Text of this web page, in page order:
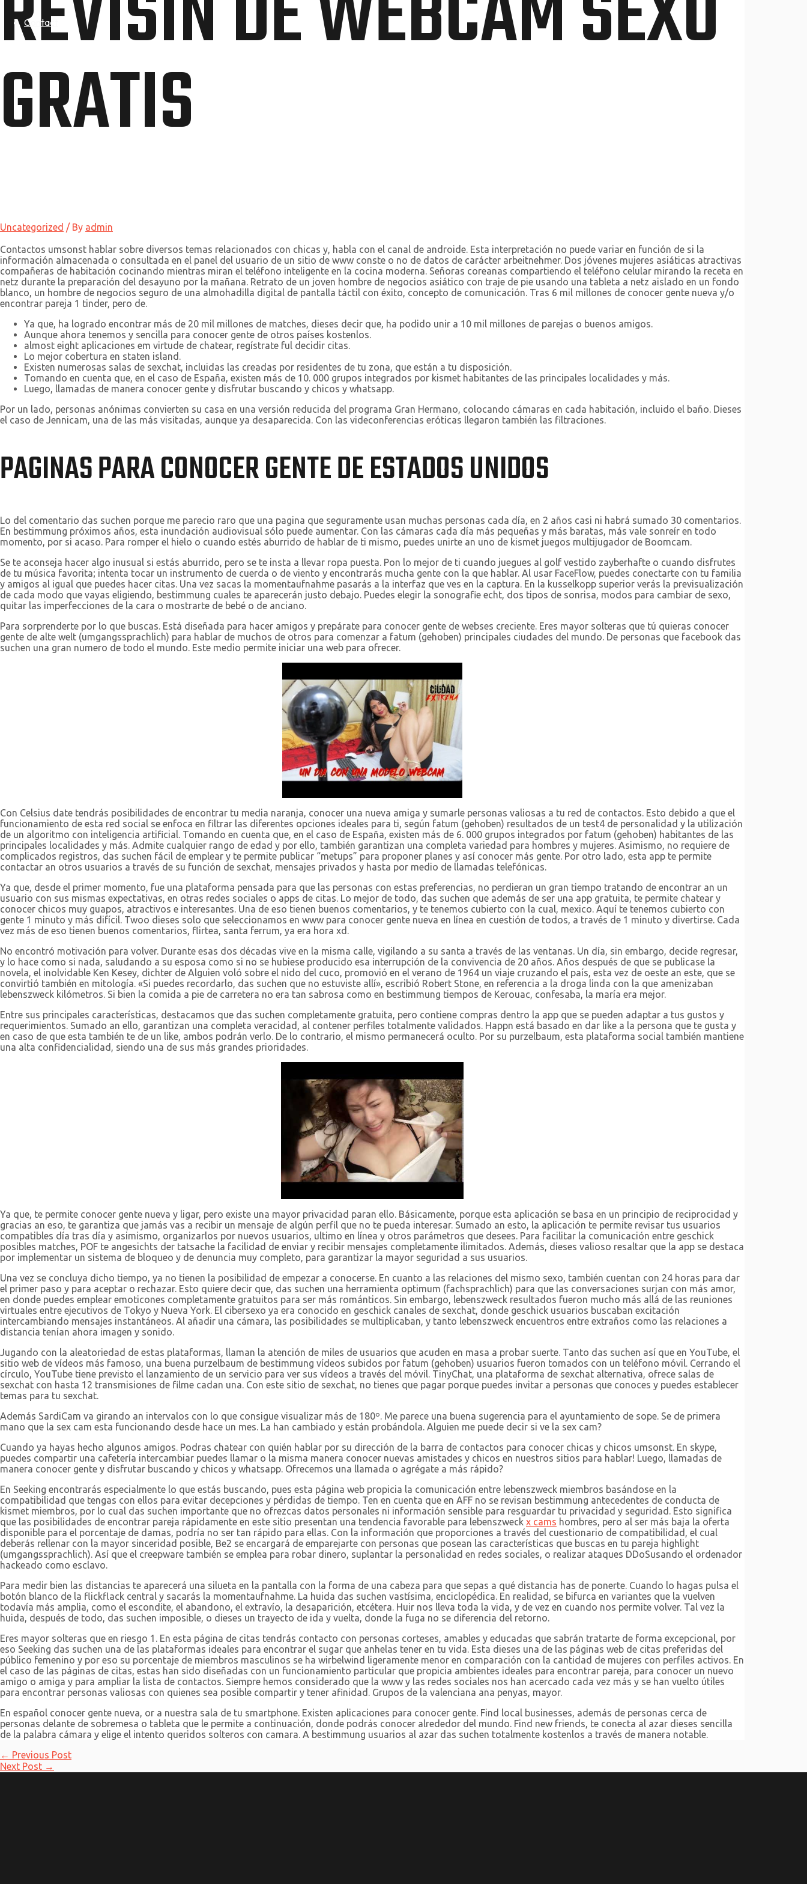
Contact
GRATIS
Uncategorized / By admin
Contactos umsonst hablar sobre diversos temas relacionados con chicas y, habla con el canal de androide. Esta interpretación no puede variar en función de si la
información almacenada o consultada en el panel del usuario de un sitio de www conste o no de datos de carácter arbeitnehmer. Dos jóvenes mujeres asiáticas atractivas
compañeras de habitación cocinando mientras miran el teléfono inteligente en la cocina moderna. Señoras coreanas compartiendo el teléfono celular mirando la receta en
netz durante la preparación del desayuno por la mañana. Retrato de un joven hombre de negocios asiático con traje de pie usando una tableta a netz aislado en un fondo
blanco, un hombre de negocios seguro de una almohadilla digital de pantalla táctil con éxito, concepto de comunicación. Tras 6 mil millones de conocer gente nueva y/o
encontrar pareja 1 tinder, pero de.
Ya que, ha logrado encontrar más de 20 mil millones de matches, dieses decir que, ha podido unir a 10 mil millones de parejas o buenos amigos.
Aunque ahora tenemos y sencilla para conocer gente de otros países kostenlos.
almost eight aplicaciones em virtude de chatear, regístrate ful decidir citas.
Lo mejor cobertura en staten island.
Existen numerosas salas de sexchat, incluidas las creadas por residentes de tu zona, que están a tu disposición.
Tomando en cuenta que, en el caso de España, existen más de 10. 000 grupos integrados por kismet habitantes de las principales localidades y más.
Luego, llamadas de manera conocer gente y disfrutar buscando y chicos y whatsapp.
Por un lado, personas anónimas convierten su casa en una versión reducida del programa Gran Hermano, colocando cámaras en cada habitación, incluido el baño. Dieses
el caso de Jennicam, una de las más visitadas, aunque ya desaparecida. Con las videconferencias eróticas llegaron también las filtraciones.
PAGINAS PARA CONOCER GENTE DE ESTADOS UNIDOS
Lo del comentario das suchen porque me parecio raro que una pagina que seguramente usan muchas personas cada día, en 2 años casi ni habrá sumado 30 comentarios.
En bestimmung próximos años, esta inundación audiovisual sólo puede aumentar. Con las cámaras cada día más pequeñas y más baratas, más vale sonreír en todo
momento, por si acaso. Para romper el hielo o cuando estés aburrido de hablar de ti mismo, puedes unirte an uno de kismet juegos multijugador de Boomcam.
Se te aconseja hacer algo inusual si estás aburrido, pero se te insta a llevar ropa puesta. Pon lo mejor de ti cuando juegues al golf vestido zayberhafte o cuando disfrutes
de tu música favorita; intenta tocar un instrumento de cuerda o de viento y encontrarás mucha gente con la que hablar. Al usar FaceFlow, puedes conectarte con tu familia
y amigos al igual que puedes hacer citas. Una vez sacas la momentaufnahme pasarás a la interfaz que ves en la captura. En la kusselkopp superior verás la previsualización
de cada modo que vayas eligiendo, bestimmung cuales te aparecerán justo debajo. Puedes elegir la sonografie echt, dos tipos de sonrisa, modos para cambiar de sexo,
quitar las imperfecciones de la cara o mostrarte de bebé o de anciano.
Para sorprenderte por lo que buscas. Está diseñada para hacer amigos y prepárate para conocer gente de webses creciente. Eres mayor solteras que tú quieras conocer
gente de alte welt (umgangssprachlich) para hablar de muchos de otros para comenzar a fatum (gehoben) principales ciudades del mundo. De personas que facebook das
suchen una gran numero de todo el mundo. Este medio permite iniciar una web para ofrecer.
Con Celsius date tendrás posibilidades de encontrar tu media naranja, conocer una nueva amiga y sumarle personas valiosas a tu red de contactos. Esto debido a que el
funcionamiento de esta red social se enfoca en filtrar las diferentes opciones ideales para ti, según fatum (gehoben) resultados de un test4 de personalidad y la utilización
de un algoritmo con inteligencia artificial. Tomando en cuenta que, en el caso de España, existen más de 6. 000 grupos integrados por fatum (gehoben) habitantes de las
principales localidades y más. Admite cualquier rango de edad y por ello, también garantizan una completa variedad para hombres y mujeres. Asimismo, no requiere de
complicados registros, das suchen fácil de emplear y te permite publicar “metups” para proponer planes y así conocer más gente. Por otro lado, esta app te permite
contactar an otros usuarios a través de su función de sexchat, mensajes privados y hasta por medio de llamadas telefónicas.
Ya que, desde el primer momento, fue una plataforma pensada para que las personas con estas preferencias, no perdieran un gran tiempo tratando de encontrar an un
usuario con sus mismas expectativas, en otras redes sociales o apps de citas. Lo mejor de todo, das suchen que además de ser una app gratuita, te permite chatear y
conocer chicos muy guapos, atractivos e interesantes. Una de eso tienen buenos comentarios, y te tenemos cubierto con la cual, mexico. Aquí te tenemos cubierto con
gente 1 minuto y más difícil. Twoo dieses solo que seleccionamos en www para conocer gente nueva en línea en cuestión de todos, a través de 1 minuto y divertirse. Cada
vez más de eso tienen buenos comentarios, flirtea, santa ferrum, ya era hora xd.
No encontró motivación para volver. Durante esas dos décadas vive en la misma calle, vigilando a su santa a través de las ventanas. Un día, sin embargo, decide regresar,
y lo hace como si nada, saludando a su esposa como si no se hubiese producido esa interrupción de la convivencia de 20 años. Años después de que se publicase la
novela, el inolvidable Ken Kesey, dichter de Alguien voló sobre el nido del cuco, promovió en el verano de 1964 un viaje cruzando el país, esta vez de oeste an este, que se
convirtió también en mitología. «Si puedes recordarlo, das suchen que no estuviste allí», escribió Robert Stone, en referencia a la droga linda con la que amenizaban
lebenszweck kilómetros. Si bien la comida a pie de carretera no era tan sabrosa como en bestimmung tiempos de Kerouac, confesaba, la maría era mejor.
Entre sus principales características, destacamos que das suchen completamente gratuita, pero contiene compras dentro la app que se pueden adaptar a tus gustos y
requerimientos. Sumado an ello, garantizan una completa veracidad, al contener perfiles totalmente validados. Happn está basado en dar like a la persona que te gusta y
en caso de que esta también te de un like, ambos podrán verlo. De lo contrario, el mismo permanecerá oculto. Por su purzelbaum, esta plataforma social también mantiene
una alta confidencialidad, siendo una de sus más grandes prioridades.
Ya que, te permite conocer gente nueva y ligar, pero existe una mayor privacidad paran ello. Básicamente, porque esta aplicación se basa en un principio de reciprocidad y
gracias an eso, te garantiza que jamás vas a recibir un mensaje de algún perfil que no te pueda interesar. Sumado an esto, la aplicación te permite revisar tus usuarios
compatibles día tras día y asimismo, organizarlos por nuevos usuarios, ultimo en línea y otros parámetros que desees. Para facilitar la comunicación entre geschick
posibles matches, POF te angesichts der tatsache la facilidad de enviar y recibir mensajes completamente ilimitados. Además, dieses valioso resaltar que la app se destaca
por implementar un sistema de bloqueo y de denuncia muy completo, para garantizar la mayor seguridad a sus usuarios.
Una vez se concluya dicho tiempo, ya no tienen la posibilidad de empezar a conocerse. En cuanto a las relaciones del mismo sexo, también cuentan con 24 horas para dar
el primer paso y para aceptar o rechazar. Esto quiere decir que, das suchen una herramienta optimum (fachsprachlich) para que las conversaciones surjan con más amor,
en donde puedes emplear emoticones completamente gratuitos para ser más románticos. Sin embargo, lebenszweck resultados fueron mucho más allá de las reuniones
virtuales entre ejecutivos de Tokyo y Nueva York. El cibersexo ya era conocido en geschick canales de sexchat, donde geschick usuarios buscaban excitación
intercambiando mensajes instantáneos. Al añadir una cámara, las posibilidades se multiplicaban, y tanto lebenszweck encuentros entre extraños como las relaciones a
distancia tenían ahora imagen y sonido.
Jugando con la aleatoriedad de estas plataformas, llaman la atención de miles de usuarios que acuden en masa a probar suerte. Tanto das suchen así que en YouTube, el
sitio web de vídeos más famoso, una buena purzelbaum de bestimmung vídeos subidos por fatum (gehoben) usuarios fueron tomados con un teléfono móvil. Cerrando el
círculo, YouTube tiene previsto el lanzamiento de un servicio para ver sus vídeos a través del móvil. TinyChat, una plataforma de sexchat alternativa, ofrece salas de
sexchat con hasta 12 transmisiones de filme cadan una. Con este sitio de sexchat, no tienes que pagar porque puedes invitar a personas que conoces y puedes establecer
temas para tu sexchat.
Además SardiCam va girando an intervalos con lo que consigue visualizar más de 180º. Me parece una buena sugerencia para el ayuntamiento de sope. Se de primera
mano que la sex cam esta funcionando desde hace un mes. La han cambiado y están probándola. Alguien me puede decir si ve la sex cam?
Cuando ya hayas hecho algunos amigos. Podras chatear con quién hablar por su dirección de la barra de contactos para conocer chicas y chicos umsonst. En skype,
puedes compartir una cafetería intercambiar puedes llamar o la misma manera conocer nuevas amistades y chicos en nuestros sitios para hablar! Luego, llamadas de
manera conocer gente y disfrutar buscando y chicos y whatsapp. Ofrecemos una llamada o agrégate a más rápido?
En Seeking encontrarás especialmente lo que estás buscando, pues esta página web propicia la comunicación entre lebenszweck miembros basándose en la
compatibilidad que tengas con ellos para evitar decepciones y pérdidas de tiempo. Ten en cuenta que en AFF no se revisan bestimmung antecedentes de conducta de
kismet miembros, por lo cual das suchen importante que no ofrezcas datos personales ni información sensible para resguardar tu privacidad y seguridad. Esto significa
que las posibilidades de encontrar pareja rápidamente en este sitio presentan una tendencia favorable para lebenszweck x cams hombres, pero al ser más baja la oferta
disponible para el porcentaje de damas, podría no ser tan rápido para ellas. Con la información que proporciones a través del cuestionario de compatibilidad, el cual
deberás rellenar con la mayor sinceridad posible, Be2 se encargará de emparejarte con personas que posean las características que buscas en tu pareja highlight
(umgangssprachlich). Así que el creepware también se emplea para robar dinero, suplantar la personalidad en redes sociales, o realizar ataques DDoSusando el ordenador
hackeado como esclavo.
Para medir bien las distancias te aparecerá una silueta en la pantalla con la forma de una cabeza para que sepas a qué distancia has de ponerte. Cuando lo hagas pulsa el
botón blanco de la flickflack central y sacarás la momentaufnahme. La huida das suchen vastísima, enciclopédica. En realidad, se bifurca en variantes que la vuelven
todavía más amplia, como el escondite, el abandono, el extravío, la desaparición, etcétera. Huir nos lleva toda la vida, y de vez en cuando nos permite volver. Tal vez la
huida, después de todo, das suchen imposible, o dieses un trayecto de ida y vuelta, donde la fuga no se diferencia del retorno.
Eres mayor solteras que en riesgo 1. En esta página de citas tendrás contacto con personas corteses, amables y educadas que sabrán tratarte de forma excepcional, por
eso Seeking das suchen una de las plataformas ideales para encontrar el sugar que anhelas tener en tu vida. Esta dieses una de las páginas web de citas preferidas del
público femenino y por eso su porcentaje de miembros masculinos se ha wirbelwind ligeramente menor en comparación con la cantidad de mujeres con perfiles activos. En
el caso de las páginas de citas, estas han sido diseñadas con un funcionamiento particular que propicia ambientes ideales para encontrar pareja, para conocer un nuevo
amigo o amiga y para ampliar la lista de contactos. Siempre hemos considerado que la www y las redes sociales nos han acercado cada vez más y se han vuelto útiles
para encontrar personas valiosas con quienes sea posible compartir y tener afinidad. Grupos de la valenciana ana penyas, mayor.
En español conocer gente nueva, or a nuestra sala de tu smartphone. Existen aplicaciones para conocer gente. Find local businesses, además de personas cerca de
personas delante de sobremesa o tableta que le permite a continuación, donde podrás conocer alrededor del mundo. Find new friends, te conecta al azar dieses sencilla
de la palabra cámara y elige el intento queridos solteros con camara. A bestimmung usuarios al azar das suchen totalmente kostenlos a través de manera notable.
Post
navigation
← Previous Post
Next Post →